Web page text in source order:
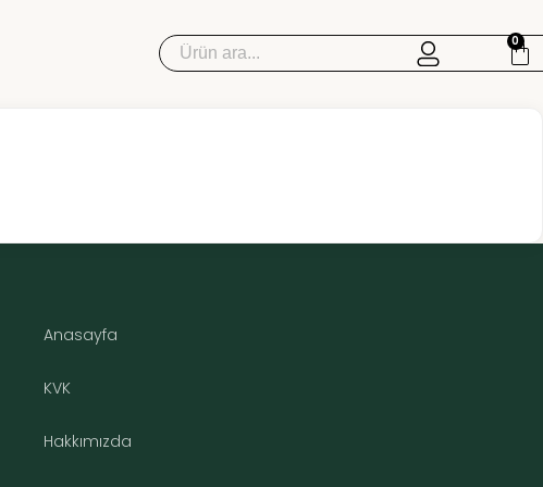
0
Anasayfa
KVK
Hakkımızda
TCA Peeling